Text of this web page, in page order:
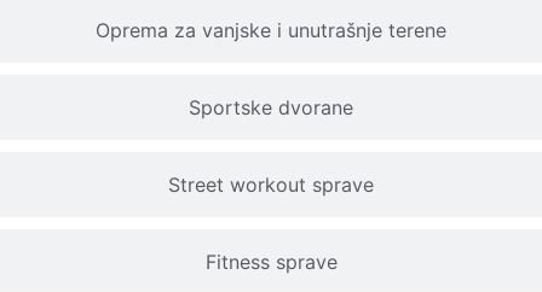
Oprema za vanjske i unutrašnje terene
Sportske dvorane
Street workout sprave
Fitness sprave